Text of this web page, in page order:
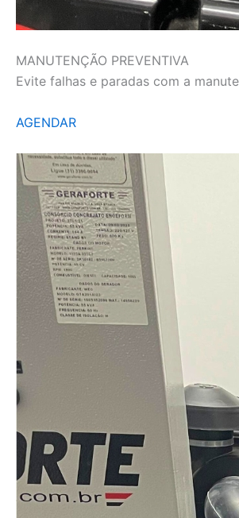
MANUTENÇÃO PREVENTIVA
Evite falhas e paradas com a
AGENDAR